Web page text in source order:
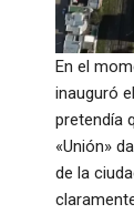
En el
inauguró
pretendía
«Unión»
de la